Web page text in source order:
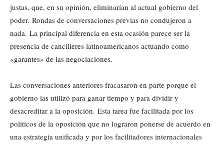
justas, que, en su opinión, eliminarían al actual gobierno del
poder. Rondas de conversaciones previas no condujeron a
nada. La principal diferencia en esta ocasión parece ser la
presencia de cancilleres latinoamericanos actuando como
«garantes» de las negociaciones.
Las conversaciones anteriores fracasaron en parte porque el
gobierno las utilizó para ganar tiempo y para dividir y
desacreditar a la oposición. Esta tarea fue facilitada por los
políticos de la oposición que no lograron ponerse de acuerdo en
una estrategia unificada y por los facilitadores internacionales